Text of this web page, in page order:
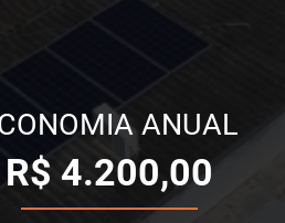
ANUAL
R$ 4.200,00